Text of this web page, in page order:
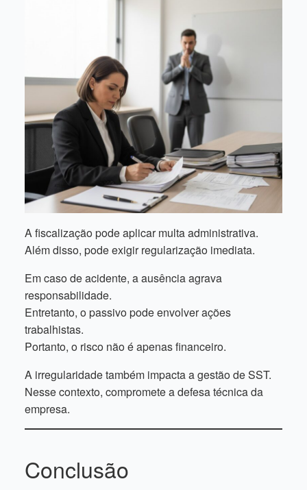
A fiscalização pode aplicar multa administrativa.
Além disso, pode exigir regularização imediata.
Em caso de acidente, a ausência agrava
responsabilidade.
Entretanto, o passivo pode envolver ações
trabalhistas.
Portanto, o risco não é apenas financeiro.
A irregularidade também impacta a gestão de SST.
Nesse contexto, compromete a defesa técnica da
empresa.
Conclusão